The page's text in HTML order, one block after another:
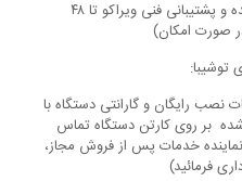
برخورداری از گارانتی شرکت وارد کننده و پشتیبانی فنی ویراکو تا ۴۸
صورت امکان)
توشیبا:
رایگان و گارانتی دستگاه با
بر روی کارتن دستگاه تماس
خدمات پس از فروش مجاز،
فرمائید)